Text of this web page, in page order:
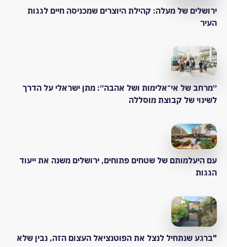
ירושלים של מעלה: קהילת היוצרים שמכניסה חיים לגגות
העיר
״מרחב של אי־אלימות ושל אהבה״: מתן ישראלי על הדרך
לשינוי של קבוצת מוסללה
עם היעלמותם של שטחים פתוחים, ירושלים משנה את ייעוד
הגגות
"ברגע שנתחיל לנצל את הפוטנציאל העצום הזה, נבין שלא